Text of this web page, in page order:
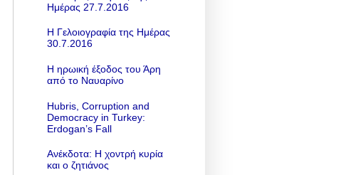
Ημέρας 27.7.2016
Η Γελοιογραφία της Ημέρας
30.7.2016
Η ηρωική έξοδος του Άρη
από το Ναυαρίνο
Hubris, Corruption and
Democracy in Turkey:
Erdogan’s Fall
Ανέκδοτα: Η χοντρή κυρία
και ο ζητιάνος